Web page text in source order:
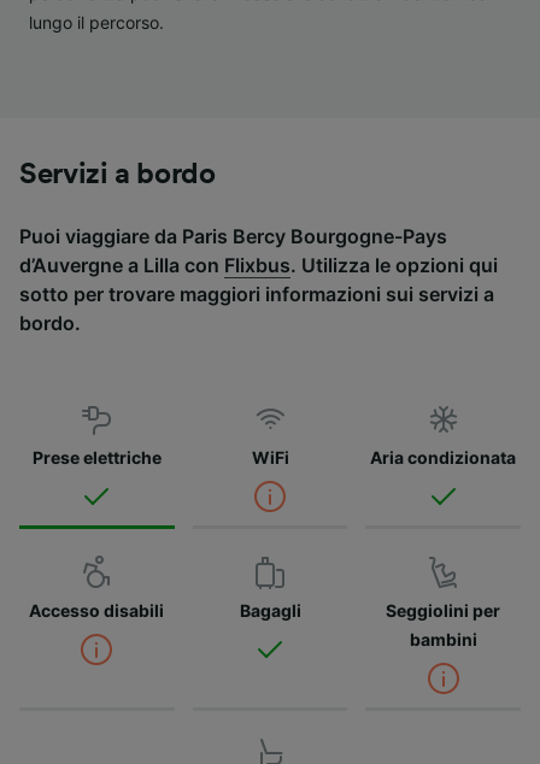
lungo il percorso.
Servizi a bordo
Puoi viaggiare da Paris Bercy Bourgogne-Pays
d’Auvergne a Lilla con Flixbus. Utilizza le opzioni qui
sotto per trovare maggiori informazioni sui servizi a
bordo.
Prese elettriche WiFi Aria condizionata
Accesso disabili Bagagli
Seggiolini per
bambini